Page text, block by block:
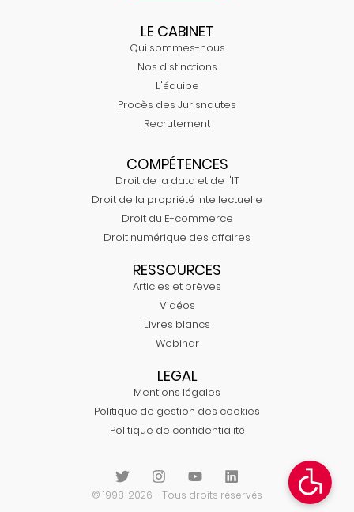
LE CABINET
Qui sommes-nous
Nos distinctions
L'équipe
Procès des Jurisnautes
Recrutement
COMPÉTENCES
Droit de la data et de l'IT
Droit de la propriété Intellectuelle
Droit du E-commerce
Droit numérique des affaires
RESSOURCES
Articles et brèves
Vidéos
Livres blancs
Webinar
LEGAL
Mentions légales
Politique de gestion des cookies
Politique de confidentialité
© 1998-2026 - Tous droits réservés